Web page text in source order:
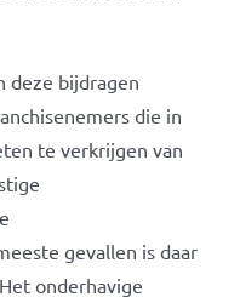
deze bijdragen
die in
te verkrijgen van
gevallen is daar
onderhavige